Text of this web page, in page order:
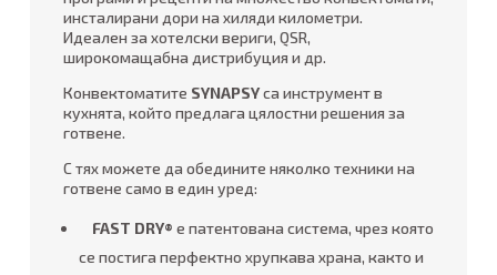
инсталирани дори на хиляди километри.
Идеален за хотелски вериги, QSR,
широкомащабна дистрибуция и др.
Конвектоматите SYNAPSYса инструмент в
кухнята, който предлага цялостни решения за
готвене.
С тях можете да обедините няколко техники на
готвене само в един уред:
FAST DRY® е патентована система, чрез която
се постига перфектно хрупкава храна, както и